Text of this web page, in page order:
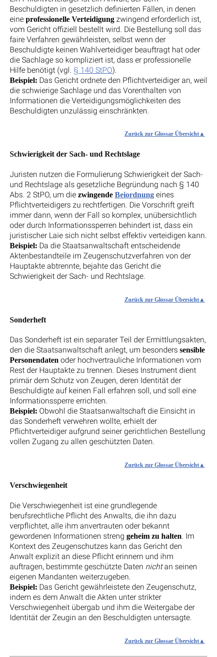
Beschuldigten in gesetzlich definierten Fällen, in denen
eine professionelle Verteidigung zwingend erforderlich ist,
vom Gericht offiziell bestellt wird. Die Bestellung soll das
faire Verfahren gewährleisten, selbst wenn der
Beschuldigte keinen Wahlverteidiger beauftragt hat oder
die Sachlage so kompliziert ist, dass er professionelle
Hilfe benötigt (vgl. § 140 StPO).
Beispiel: Das Gericht ordnete den Pflichtverteidiger an, weil
die schwierige Sachlage und das Vorenthalten von
Informationen die Verteidigungsmöglichkeiten des
Beschuldigten unzulässig einschränkten.
Zurück zur Glossar Übersicht
Schwierigkeit der Sach- und Rechtslage
Juristen nutzen die Formulierung Schwierigkeit der Sach-
und Rechtslage als gesetzliche Begründung nach § 140
Abs. 2 StPO, um die zwingende Beiordnung eines
Pflichtverteidigers zu rechtfertigen. Die Vorschrift greift
immer dann, wenn der Fall so komplex, unübersichtlich
oder durch Informationssperren behindert ist, dass ein
juristischer Laie sich nicht selbst effektiv verteidigen kann.
Beispiel: Da die Staatsanwaltschaft entscheidende
Aktenbestandteile im Zeugenschutzverfahren von der
Hauptakte abtrennte, bejahte das Gericht die
Schwierigkeit der Sach- und Rechtslage.
Zurück zur Glossar Übersicht
Sonderheft
Das Sonderheft ist ein separater Teil der Ermittlungsakten,
den die Staatsanwaltschaft anlegt, um besonders sensible
Personendaten oder hochvertrauliche Informationen vom
Rest der Hauptakte zu trennen. Dieses Instrument dient
primär dem Schutz von Zeugen, deren Identität der
Beschuldigte auf keinen Fall erfahren soll, und soll eine
Informationssperre errichten.
Beispiel: Obwohl die Staatsanwaltschaft die Einsicht in
das Sonderheft verwehren wollte, erhielt der
Pflichtverteidiger aufgrund seiner gerichtlichen Bestellung
vollen Zugang zu allen geschützten Daten.
Zurück zur Glossar Übersicht
Verschwiegenheit
Die Verschwiegenheit ist eine grundlegende
berufsrechtliche Pflicht des Anwalts, die ihn dazu
verpflichtet, alle ihm anvertrauten oder bekannt
gewordenen Informationen streng geheim zu halten. Im
Kontext des Zeugenschutzes kann das Gericht den
Anwalt explizit an diese Pflicht erinnern und ihm
auftragen, bestimmte geschützte Daten nichtan seinen
eigenen Mandanten weiterzugeben.
Beispiel: Das Gericht gewährleistete den Zeugenschutz,
indem es dem Anwalt die Akten unter strikter
Verschwiegenheit übergab und ihm die Weitergabe der
Identität der Zeugin an den Beschuldigten untersagte.
Zurück zur Glossar Übersicht